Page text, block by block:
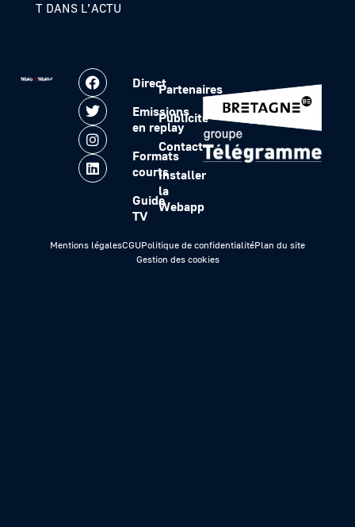
T DANS L’ACTU
Direct
Emissions
en replay
Formats
courts
Guide
TV
Partenaires
Publicité
Contact
Installer
la
Webapp
Mentions légalesCGUPolitique de confidentialitéPlan du site
Gestion des cookies